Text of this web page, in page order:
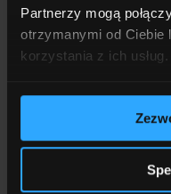
Partnerzy mogą
otrzymanymi od Ciebie
korzystania z ich usług.